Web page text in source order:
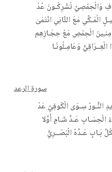
وَالْحِمْصِيِّ تُشْرِكُـونَ عُدْ
الْمَـكِّي مَعَ الثَّانِي انْتَمَىٰ
الْحِمْصِ مَعْ حِجَـازِهِم
الْعِــرَاقِيُّ وَعَامِـلُونَـا
سورة الرعد
النُّـورُ سِـوَى الْكُوفِيِّ عَدْ
الْحِسَـابِ عَـدَّ شَـامٍ أَوَّلا
بَـابٍ عَـدَّهُ الْبَصْــرِيُّ